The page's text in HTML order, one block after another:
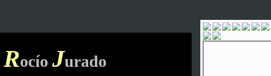
Rocío Jurado